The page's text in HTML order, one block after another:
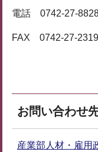
電話 0742-27-
FAX 0742-27-2319
お問い合わせ
産業部人材・雇